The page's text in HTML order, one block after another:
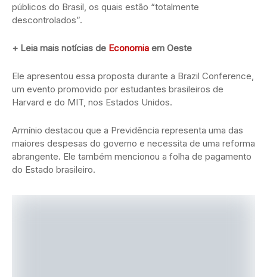
públicos do Brasil, os quais estão “totalmente
descontrolados”.
+ Leia mais notícias de Economia em Oeste
Ele apresentou essa proposta durante a Brazil Conference,
um evento promovido por estudantes brasileiros de
Harvard e do MIT, nos Estados Unidos.
Armínio destacou que a Previdência representa uma das
maiores despesas do governo e necessita de uma reforma
abrangente. Ele também mencionou a folha de pagamento
do Estado brasileiro.